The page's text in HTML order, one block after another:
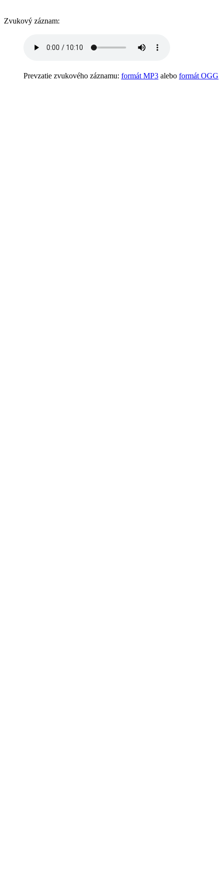
Zvukový záznam:
Prevzatie zvukového záznamu: formát MP3 alebo formát OGG